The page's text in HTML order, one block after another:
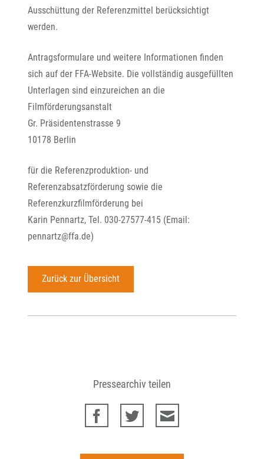
Ausschüttung der Referenzmittel berücksichtigt
werden.
Antragsformulare und weitere Informationen finden
sich auf der FFA-Website. Die vollständig ausgefüllten
Unterlagen sind einzureichen an die
Filmförderungsanstalt
Gr. Präsidentenstrasse 9
10178 Berlin
für die Referenzproduktion- und
Referenzabsatzförderung sowie die
Referenzkurzfilmförderung bei
Karin Pennartz, Tel. 030-27577-415 (Email:
pennartz@ffa.de)
Zurück zur Übersicht
Pressearchiv teilen